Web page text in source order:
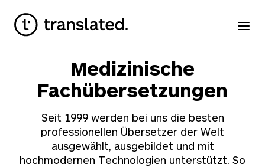
Medizinische
Fachübersetzungen
Seit 1999 werden bei uns die besten
professionellen Übersetzer der Welt
ausgewählt, ausgebildet und mit
hochmodernen Technologien unterstützt. So